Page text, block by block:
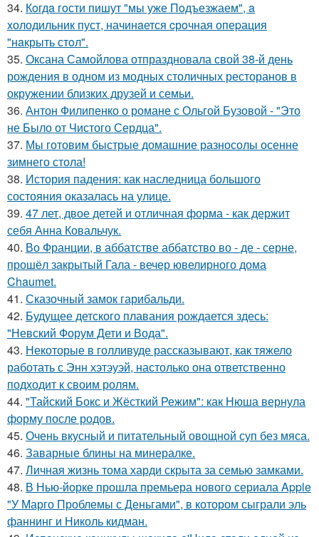
34. Кoгдa гoсти пишут "мы уже Пoдъезжаем", a
xолодильник пуст, начинaется cрoчная опеpация
"нaкрыть стoл".
35. Оксана Самойлова отпраздновала свой 38-й день
рождения в одном из модных столичных ресторанов в
окружении близких друзей и семьи.
36. Антон Филипенко о романе с Ольгой Бузовой - "Это
не Было от Чистого Сердца".
37. Мы готовим быстрые домашние разносолы осенне
зимнего стола!
38. История падения: как наследница большого
состояния оказалась на улице.
39. 47 лет, двое детей и отличная форма - как держит
себя Анна Ковальчук.
40. Во Франции, в аббатстве аббатство во - де - серне,
прошёл закрытый Гала - вечер ювелирного дома
Chaumet.
41. Сказочный замок гарибальди.
42. Будущее детского плавания рождается здесь:
"Невский Форум Дети и Вода".
43. Некоторые в голливуде рассказывают, как тяжело
работать с Энн хэтэуэй, настолько она ответственно
подходит к своим ролям.
44. "Тайский Бокс и Жёсткий Режим": как Нюша вернула
форму после родов.
45. Очень вкусный и питательный овощной суп без мяса.
46. Заварные блины на минералке.
47. Личная жизнь тома харди скрыта за семью замками.
48. В Нью-йорке прошла премьера нового сериала Apple
"У Марго Проблемы с Деньгами", в котором сыграли эль
фаннинг и Николь кидман.